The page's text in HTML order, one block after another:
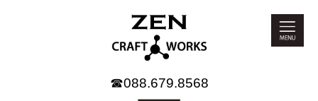
☎088.679.8568